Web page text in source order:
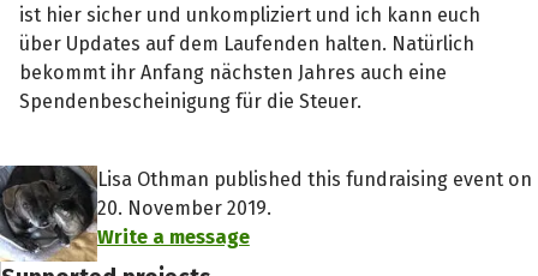
ist hier sicher und unkompliziert und ich kann euch
über Updates auf dem Laufenden halten. Natürlich
bekommt ihr Anfang nächsten Jahres auch eine
Spendenbescheinigung für die Steuer.
Lisa Othman published this fundraising event on
20. November 2019.
Write a message